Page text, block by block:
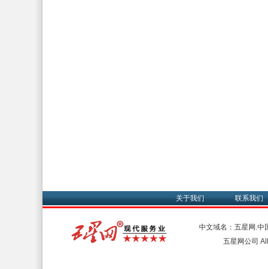
关于我们 联系我们
中文域名：五星网.中
五星网公司